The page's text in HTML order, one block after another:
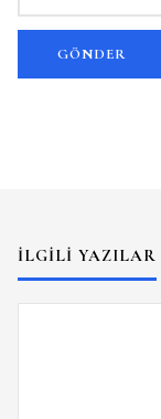
İLGILI YAZILAR